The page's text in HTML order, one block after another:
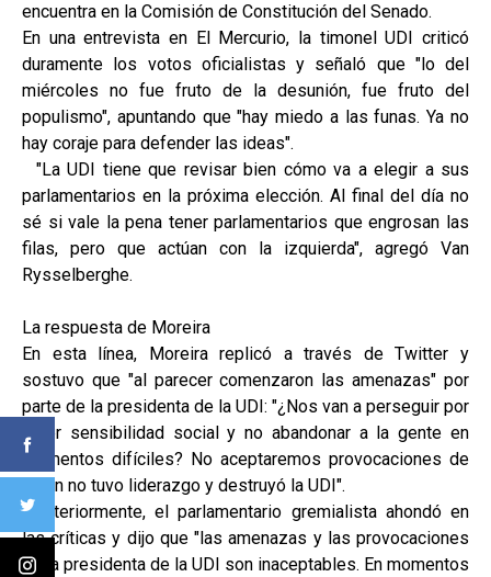
encuentra en la Comisión de Constitución del Senado.
En una entrevista en El Mercurio, la timonel UDI criticó
duramente los votos oficialistas y señaló que "lo del
miércoles no fue fruto de la desunión, fue fruto del
populismo", apuntando que "hay miedo a las funas. Ya no
hay coraje para defender las ideas".
"La UDI tiene que revisar bien cómo va a elegir a sus
parlamentarios en la próxima elección. Al final del día no
sé si vale la pena tener parlamentarios que engrosan las
filas, pero que actúan con la izquierda", agregó Van
Rysselberghe.
La respuesta de Moreira
En esta línea, Moreira replicó a través de Twitter y
sostuvo que "al parecer comenzaron las amenazas" por
parte de la presidenta de la UDI: "¿Nos van a perseguir por
tener sensibilidad social y no abandonar a la gente en
momentos difíciles? No aceptaremos provocaciones de
quien no tuvo liderazgo y destruyó la UDI".
Posteriormente, el parlamentario gremialista ahondó en
las críticas y dijo que "las amenazas y las provocaciones
de la presidenta de la UDI son inaceptables. En momentos